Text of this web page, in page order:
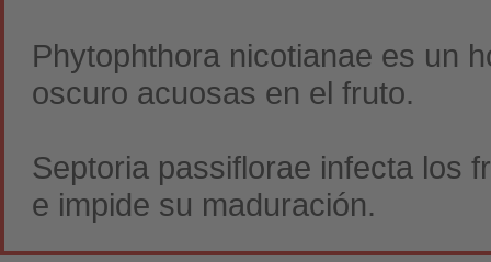
Phytophthora nicotianae es un
oscuro acuosas en el fruto.
Septoria passiflorae infecta los
e impide su maduración.